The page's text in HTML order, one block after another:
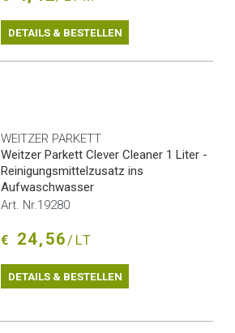
DETAILS & BESTELLEN
WEITZER PARKETT
Weitzer Parkett Clever Cleaner 1 Liter -
Reinigungsmittelzusatz ins
Aufwaschwasser
Art. Nr.19280
€ 24,56/LT
DETAILS & BESTELLEN